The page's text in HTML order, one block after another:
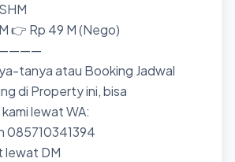
👉 Rp 49 M (Nego)
tanya atau Booking Jadwal
di Property ini, bisa
lewat WA:
085710341394
lewat DM